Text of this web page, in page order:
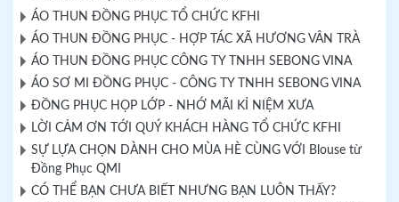
ÁO THUN ĐỒNG PHỤC TỔ CHỨC KFHI
ÁO THUN ĐỒNG PHỤC - HỢP TÁC XÃ HƯƠNG VÂN TRÀ
ÁO THUN ĐỒNG PHỤC CÔNG TY TNHH SEBONG VINA
ÁO SƠ MI ĐỒNG PHỤC - CÔNG TY TNHH SEBONG VINA
ĐỒNG PHỤC HỌP LỚP - NHỚ MÃI KỈ NIỆM XƯA
LỜI CẢM ƠN TỚI QUÝ KHÁCH HÀNG TỔ CHỨC KFHI
SỰ LỰA CHỌN DÀNH CHO MÙA HÈ CÙNG VỚI Blouse từ
Đồng Phục QMI
CÓ THỂ BẠN CHƯA BIẾT NHƯNG BẠN LUÔN THẤY?